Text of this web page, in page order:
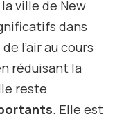
ville de New
dans
l’air au cours
réduisant la
reste
. Elle est